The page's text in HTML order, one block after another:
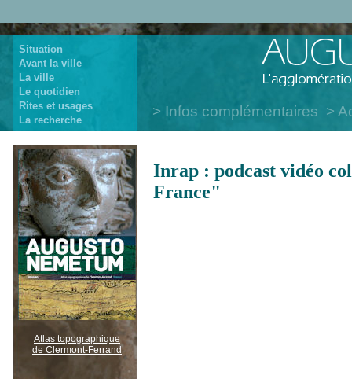
Situation
Avant la ville
La ville
Le quotidien
Rites et usages
La recherche
Infos complémentaires
Inrap : podcast vidéo
France"
Atlas topographique
de Clermont-Ferrand